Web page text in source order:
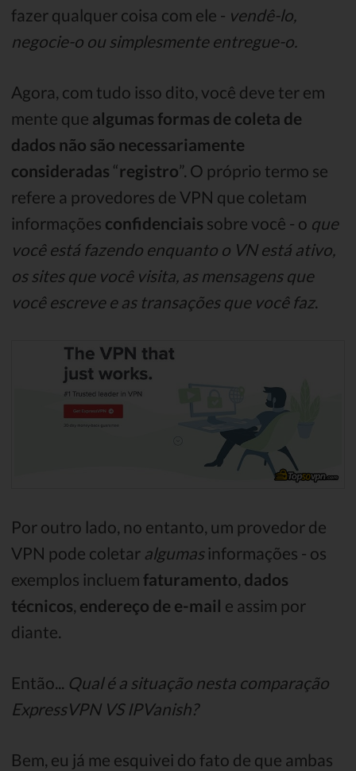
fazer qualquer coisa com ele - vendê-lo,
negocie-o ou simplesmente entregue-o.
Agora, com tudo isso dito, você deve ter em
mente que algumas formas de coleta de
dados não são necessariamente
consideradas “registro”. O próprio termo se
refere a provedores de VPN que coletam
informações confidenciais sobre você - o que
você está fazendo enquanto o VN está ativo,
os sites que você visita, as mensagens que
você escreve e as transações que você faz.
Por outro lado, no entanto, um provedor de
VPN pode coletar algumasinformações - os
exemplos incluem faturamento, dados
técnicos, endereço de e-mail e assim por
diante.
Então... Qual é a situação nesta comparação
ExpressVPN VS IPVanish?
Bem, eu já me esquivei do fato de que ambas